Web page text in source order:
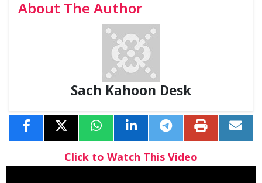
About The Author
Sach Kahoon Desk
Click to Watch This Video